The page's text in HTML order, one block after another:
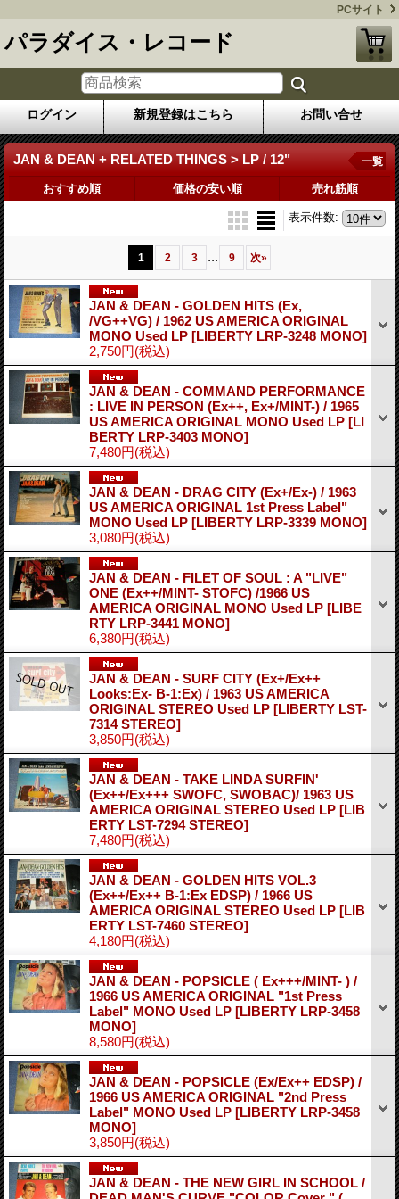
PCサイト
パラダイス・レコード
ログイン 新規登録はこちら お問い合せ
JAN & DEAN + RELATED THINGS > LP / 12" 一覧
おすすめ順 価格の安い順 売れ筋順
表示件数:
1 2 3 ... 9 次»
JAN & DEAN - GOLDEN HITS (Ex,
/VG++VG) / 1962 US AMERICA ORIGINAL
MONO Used LP [LIBERTY LRP-3248 MONO]
2,750円(税込)
JAN & DEAN - COMMAND PERFORMANCE
: LIVE IN PERSON (Ex++, Ex+/MINT-) / 1965
US AMERICA ORIGINAL MONO Used LP [LI
BERTY LRP-3403 MONO]
7,480円(税込)
JAN & DEAN - DRAG CITY (Ex+/Ex-) / 1963
US AMERICA ORIGINAL 1st Press Label"
MONO Used LP [LIBERTY LRP-3339 MONO]
3,080円(税込)
JAN & DEAN - FILET OF SOUL : A "LIVE"
ONE (Ex++/MINT- STOFC) /1966 US
AMERICA ORIGINAL MONO Used LP [LIBE
RTY LRP-3441 MONO]
6,380円(税込)
JAN & DEAN - SURF CITY (Ex+/Ex++
Looks:Ex- B-1:Ex) / 1963 US AMERICA
ORIGINAL STEREO Used LP [LIBERTY LST-
7314 STEREO]
3,850円(税込)
JAN & DEAN - TAKE LINDA SURFIN'
(Ex++/Ex+++ SWOFC, SWOBAC)/ 1963 US
AMERICA ORIGINAL STEREO Used LP [LIB
ERTY LST-7294 STEREO]
7,480円(税込)
JAN & DEAN - GOLDEN HITS VOL.3
(Ex++/Ex++ B-1:Ex EDSP) / 1966 US
AMERICA ORIGINAL STEREO Used LP [LIB
ERTY LST-7460 STEREO]
4,180円(税込)
JAN & DEAN - POPSICLE ( Ex+++/MINT- ) /
1966 US AMERICA ORIGINAL "1st Press
Label" MONO Used LP [LIBERTY LRP-3458
MONO]
8,580円(税込)
JAN & DEAN - POPSICLE (Ex/Ex++ EDSP) /
1966 US AMERICA ORIGINAL "2nd Press
Label" MONO Used LP [LIBERTY LRP-3458
MONO]
3,850円(税込)
JAN & DEAN - THE NEW GIRL IN SCHOOL /